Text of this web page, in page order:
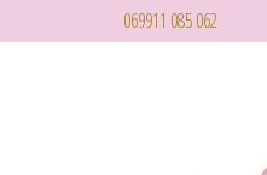
069911 085 062